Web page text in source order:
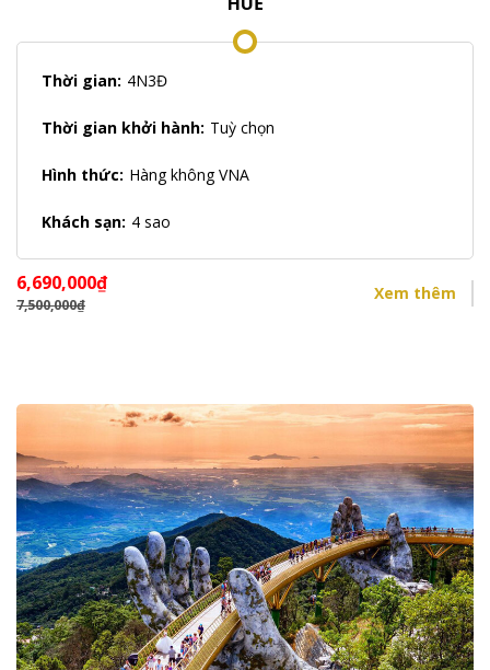
Thời gian: 4N3Đ
Thời gian khởi hành: Tuỳ chọn
Hình thức: Hàng không VNA
Khách sạn: 4 sao
6,690,000₫
7,500,000₫
Xem thêm